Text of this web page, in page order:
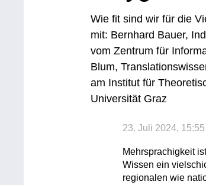
Wie fit sind wir für die
mit: Bernhard Bauer,
vom Zentrum für
Blum,
am Institut für
Universität Graz
23. Juli 2024, 15:55
Mehrsprachigkeit
Wissen ein
regionalen wie